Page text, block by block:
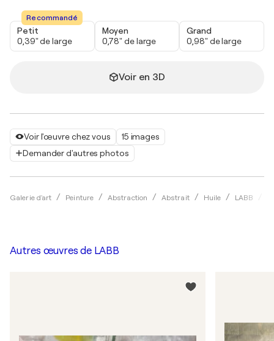
Voir l'œuvre chez vous
15 images
Demander d'autres photos
Galerie d'art Peinture Abstraction Abstrait Huile LABB
Recommandé
Petit
0,39" de large
Moyen
0,78" de large
Grand
0,98" de large
Voir en 3D
Autres œuvres de LABB